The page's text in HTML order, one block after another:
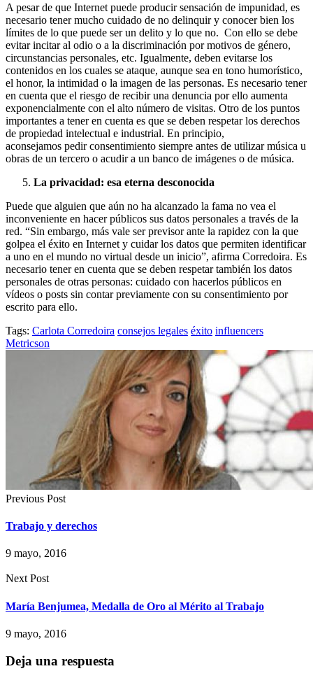
A pesar de que Internet puede producir sensación de impunidad, es
necesario tener mucho cuidado de no delinquir y conocer bien los
límites de lo que puede ser un delito y lo que no. Con ello se debe
evitar incitar al odio o a la discriminación por motivos de género,
circunstancias personales, etc. Igualmente, deben evitarse los
contenidos en los cuales se ataque, aunque sea en tono humorístico,
el honor, la intimidad o la imagen de las personas. Es necesario tener
en cuenta que el riesgo de recibir una denuncia por ello aumenta
exponencialmente con el alto número de visitas. Otro de los puntos
importantes a tener en cuenta es que se deben respetar los derechos
de propiedad intelectual e industrial. En principio,
aconsejamos pedir consentimiento siempre antes de utilizar música u
obras de un tercero o acudir a un banco de imágenes o de música.
La privacidad: esa eterna desconocida
Puede que alguien que aún no ha alcanzado la fama no vea el
inconveniente en hacer públicos sus datos personales a través de la
red. “Sin embargo, más vale ser previsor ante la rapidez con la que
golpea el éxito en Internet y cuidar los datos que permiten identificar
a uno en el mundo no virtual desde un inicio”, afirma Corredoira. Es
necesario tener en cuenta que se deben respetar también los datos
personales de otras personas: cuidado con hacerlos públicos en
vídeos o posts sin contar previamente con su consentimiento por
escrito para ello.
Tags: Carlota Corredoira consejos legales éxito influencers
Metricson
Previous Post
Trabajo y derechos
9 mayo, 2016
Next Post
María Benjumea, Medalla de Oro al Mérito al Trabajo
9 mayo, 2016
Deja una respuesta